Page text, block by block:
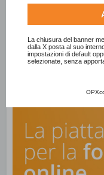
informazioni su
politica
Consulta
La chiusura del banner
dalla X posta al suo
impostazioni di default
selezionate, senza